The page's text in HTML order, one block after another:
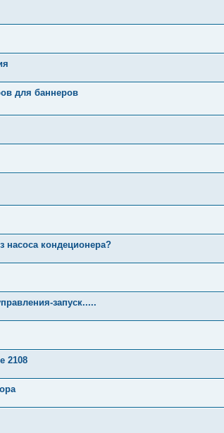
для баннеров
насоса кондеционера?
запуск.....
2108